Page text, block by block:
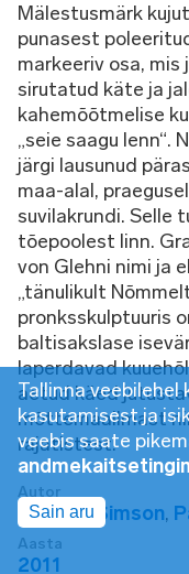
Mälestusmärk
punasest
markeeriv osa, mis
sirutatud käte ja
kahemõõtmelise
„seie saagu lenn“.
järgi lausunud
maa-alal,
suvilakrundi. Selle
tõepoolest linn.
von Glehni nimi ja
„tänulikult
pronksskulptuuris
baltisakslase
laperdavad
aetud käed
mõttemaailmast
rajatistest.
Autor
Seaküla Simson,
Aasta
2011
Tallinna
kasutamisest ja
veebis saate
Sain aru